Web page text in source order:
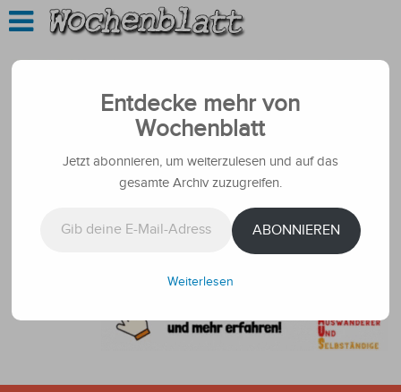
Entdecke mehr von
Wochenblatt
Jetzt abonnieren, um weiterzulesen und auf das
gesamte Archiv zuzugreifen.
ABONNIEREN
Weiterlesen